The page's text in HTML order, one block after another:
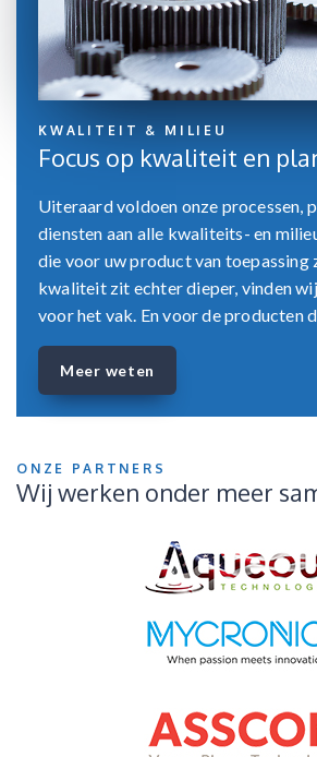
KWALITEIT & MILIEU
Focus op kwaliteit en
Uiteraard voldoen onze processen,
diensten aan alle kwaliteits- en
die voor uw product van toepassing
kwaliteit zit echter dieper, vinden
voor het vak. En voor de producten
Meer weten
ONZE PARTNERS
Wij werken onder meer